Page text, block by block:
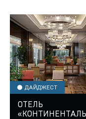
яхтенного
ДАЙДЖЕСТ
ОТЕЛЬ